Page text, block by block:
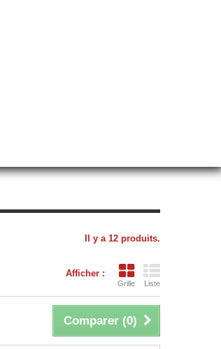
Il y a 12 produits.
Afficher :
Grille Liste
Comparer (0)